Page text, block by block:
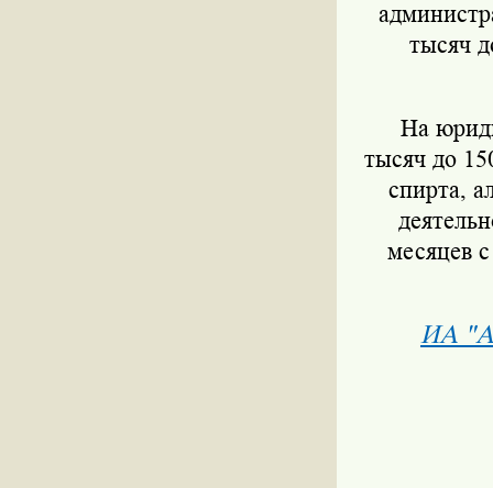
тысяч
На
тысяч до
спирта,
месяцев
ИА